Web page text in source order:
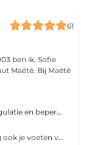
61
Maété. Bij Maété
Dit is een verzorging met diepwerkende vochtregulatie en beperking van waterverlies door de huid. Het hoofdingrediënt is hyaluronzuur en de behandeling is geschikt voor ieder huidtype. Skeyndor heeft voor elke huid de passende behandeling, die gericht is op het verbeteren en perfectioneren van de huid. De behandeling : Reiniging - Epilatie Wenkbrauwen - Diepe Reiniging + Peeling - Inmasseren van de Werkstoffen - Masker - Dag- en Nachtverzorging
Laat tijdens een ontspannende gelaatsverzorging ook je voeten verzorgen.